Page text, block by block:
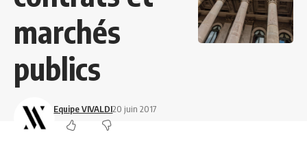
marchés
publics
Equipe VIVALDI20 juin 2017